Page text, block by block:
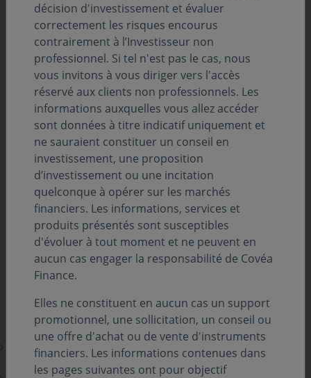
Temps de lecture :2min
Alors que la course à la puissance de calcul
nécessaire à l'intelligence artificielle continue
de structurer les perspectives des marchés
technologiques, la saturation sous-jacente
des infrastructures réseaux s'affirme comme
un des principaux défis opérationnels des
centres de données.
En effet, l'industrie des semi-conducteurs accélère la
recherche de solutions alternatives à travers la mise en
œuvre de nouvelles architectures de connectivité.
Historiquement, le transport de l'information reposait
décision d'investissement et évaluer
correctement les risques encourus
contrairement à l’Investisseur non
professionnel. Si tel n'est pas le cas, nous
vous invitons à vous diriger vers l'accès
réservé aux clients non professionnels. Les
informations auxquelles vous allez accéder
sont données à titre indicatif uniquement et
ne sauraient constituer un conseil en
investissement, une proposition
d’investissement ou une incitation
quelconque à opérer sur les marchés
financiers. Les informations, services et
produits présentés sont susceptibles
d'évoluer à tout moment et ne peuvent en
aucun cas engager la responsabilité de Covéa
Finance.
Elles ne constituent en aucun cas un support
promotionnel, une sollicitation, un conseil ou
une offre d'achat ou de vente d'instruments
financiers. Les informations contenues dans
les pages suivantes ont pour objectif